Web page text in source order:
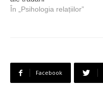
În „Psihologia relațiilor”
Facebook